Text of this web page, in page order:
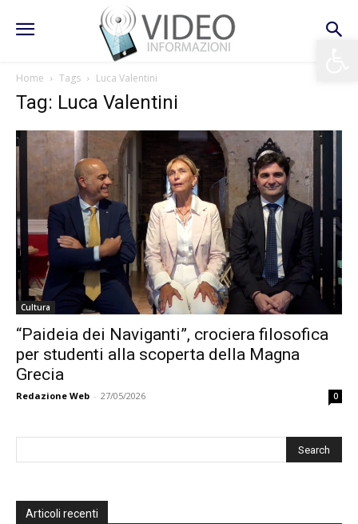
Home Tags Luca Valentini
Tag: Luca Valentini
Cultura
“Paideia dei Naviganti”, crociera filosofica
per studenti alla scoperta della Magna
Grecia
Redazione Web - 27/05/2026 0
Articoli recenti